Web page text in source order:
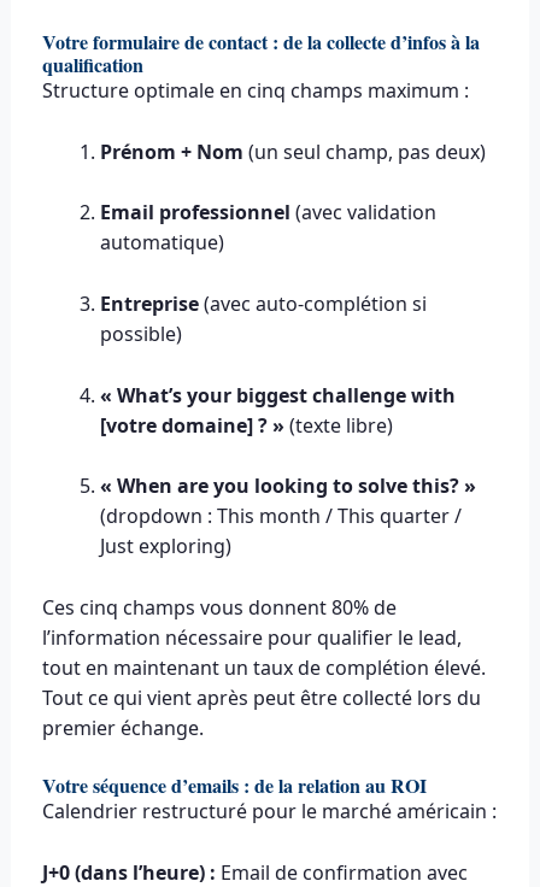
Votre formulaire de contact : de la collecte d’infos à la
qualification
Structure optimale en cinq champs maximum :
Prénom + Nom (un seul champ, pas deux)
Email professionnel (avec validation
automatique)
Entreprise(avec auto-complétion si
possible)
« What’s your biggest challenge with
[votre domaine] ? » (texte libre)
« When are you looking to solve this? »
(dropdown : This month / This quarter /
Just exploring)
Ces cinq champs vous donnent 80% de
l’information nécessaire pour qualifier le lead,
tout en maintenant un taux de complétion élevé.
Tout ce qui vient après peut être collecté lors du
premier échange.
Votre séquence d’emails : de la relation au ROI
Calendrier restructuré pour le marché américain :
J+0 (dans l’heure) : Email de confirmation avec